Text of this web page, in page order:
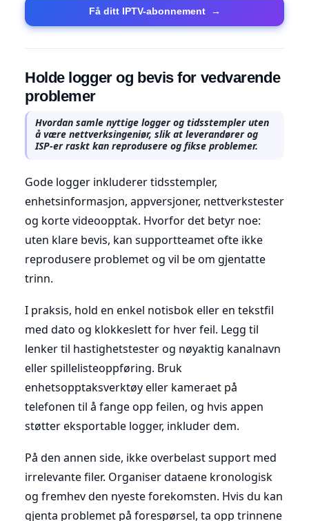
Få ditt IPTV-abonnement →
Holde logger og bevis for vedvarende
problemer
Hvordan samle nyttige logger og tidsstempler uten
å være nettverksingeniør, slik at leverandører og
ISP-er raskt kan reprodusere og fikse problemer.
Gode logger inkluderer tidsstempler,
enhetsinformasjon, appversjoner, nettverkstester
og korte videoopptak. Hvorfor det betyr noe:
uten klare bevis, kan supportteamet ofte ikke
reprodusere problemet og vil be om gjentatte
trinn.
I praksis, hold en enkel notisbok eller en tekstfil
med dato og klokkeslett for hver feil. Legg til
lenker til hastighetstester og nøyaktig kanalnavn
eller spillelisteoppføring. Bruk
enhetsopptaksverktøy eller kameraet på
telefonen til å fange opp feilen, og hvis appen
støtter eksportable logger, inkluder dem.
På den annen side, ikke overbelast support med
irrelevante filer. Organiser dataene kronologisk
og fremhev den nyeste forekomsten. Hvis du kan
gjenta problemet på forespørsel, ta opp trinnene